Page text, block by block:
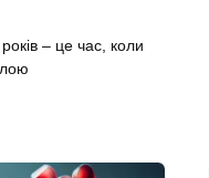
– це час, коли